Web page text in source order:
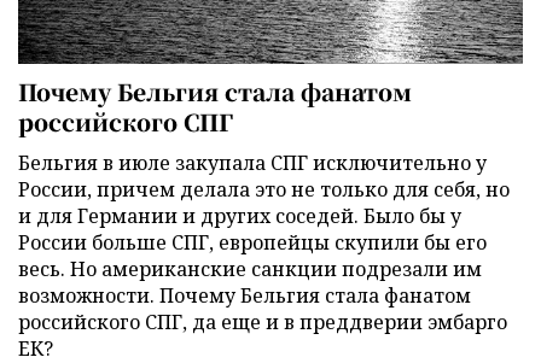
Почему Бельгия стала фанатом
российского СПГ
Бельгия в июле закупала СПГ исключительно у
России, причем делала это не только для себя, но
и для Германии и других соседей. Было бы у
России больше СПГ, европейцы скупили бы его
весь. Но американские санкции подрезали им
возможности. Почему Бельгия стала фанатом
российского СПГ, да еще и в преддверии эмбарго
ЕК?